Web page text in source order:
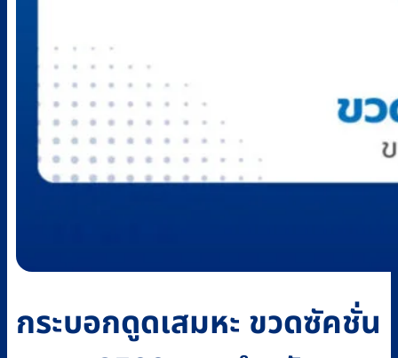
กระบอกดูดเสมหะ ขวดซัคชั่น